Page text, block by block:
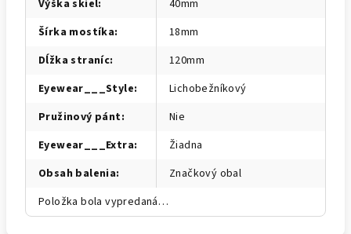
Výška skiel:
40mm
Šírka mostíka:
18mm
Dĺžka straníc:
120mm
Eyewear___Style:
Lichobežníkový
Pružinový pánt:
Nie
Eyewear___Extra:
Žiadna
Obsah balenia:
Značkový obal
Položka bola vypredaná…